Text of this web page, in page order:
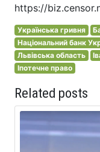
https://
Українська гривня
Національний банк
Львівська область
Іпотечне право
Related posts